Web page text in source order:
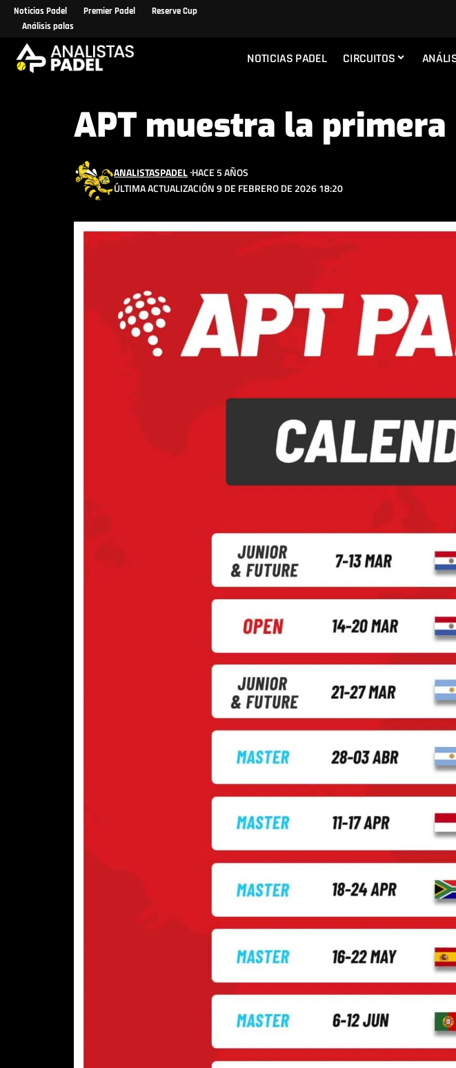
Noticias Padel Premier Padel
Reserve Cup
Análisis palas
NOTICIAS PADEL CIRCUITOS
APT muestra la
ÚLTIMA ACTUALIZACIÓN 9 DE FEBRERO DE 2026 18:20
ANALISTASPADEL HACE 5 AÑOS